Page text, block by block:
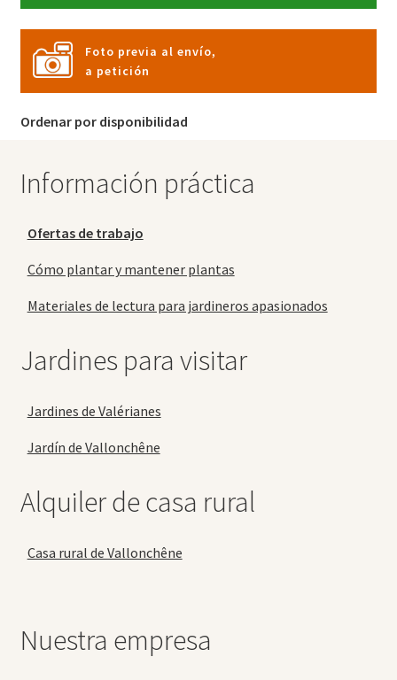
Foto previa al envío,
a petición
Ordenar por disponibilidad
Información práctica
Ofertas de trabajo
Cómo plantar y mantener plantas
Materiales de lectura para jardineros apasionados
Jardines para visitar
Jardines de Valérianes
Jardín de Vallonchêne
Alquiler de casa rural
Casa rural de Vallonchêne
Nuestra empresa